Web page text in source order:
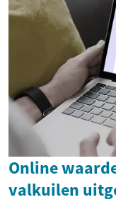
Online
valkuilen